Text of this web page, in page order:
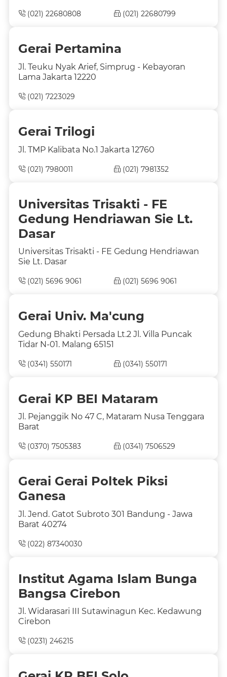
(021) 22680808 (021) 22680799
Gerai Pertamina
Jl. Teuku Nyak Arief, Simprug - Kebayoran
Lama Jakarta 12220
(021) 7223029
Gerai Trilogi
Jl. TMP Kalibata No.1 Jakarta 12760
(021) 7980011 (021) 7981352
Universitas Trisakti - FE
Gedung Hendriawan Sie Lt.
Dasar
Universitas Trisakti - FE Gedung Hendriawan
Sie Lt. Dasar
(021) 5696 9061 (021) 5696 9061
Gerai Univ. Ma'cung
Gedung Bhakti Persada Lt.2 Jl. Villa Puncak
Tidar N-01. Malang 65151
(0341) 550171 (0341) 550171
Gerai KP BEI Mataram
Jl. Pejanggik No 47 C, Mataram Nusa Tenggara
Barat
(0370) 7505383 (0341) 7506529
Gerai Gerai Poltek Piksi
Ganesa
Jl. Jend. Gatot Subroto 301 Bandung - Jawa
Barat 40274
(022) 87340030
Institut Agama Islam Bunga
Bangsa Cirebon
Jl. Widarasari III Sutawinagun Kec. Kedawung
Cirebon
(0231) 246215